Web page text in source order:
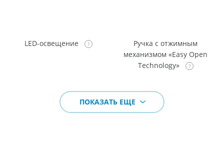
LED-освещение
Ручка с отжимным
механизмом «Easy Open
Technology»
ПОКАЗАТЬ ЕЩЕ